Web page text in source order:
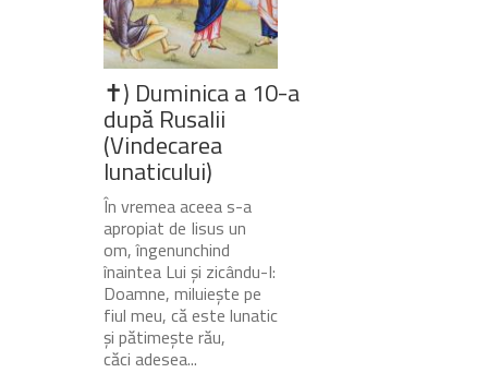
✝) Duminica a 10-a
după Rusalii
(Vindecarea
lunaticului)
În vremea aceea s-a
apropiat de Iisus un
om, îngenunchind
înaintea Lui și zicându-I:
Doamne, miluiește pe
fiul meu, că este lunatic
și pătimește rău,
căci adesea...